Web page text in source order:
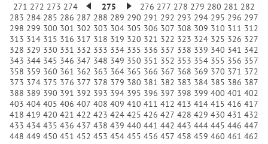
271 272 273 274 275 276 277 278 279 280 281 282
283 284 285 286 287 288 289 290 291 292 293 294 295 296 297
298 299 300 301 302 303 304 305 306 307 308 309 310 311 312
313 314 315 316 317 318 319 320 321 322 323 324 325 326 327
328 329 330 331 332 333 334 335 336 337 338 339 340 341 342
343 344 345 346 347 348 349 350 351 352 353 354 355 356 357
358 359 360 361 362 363 364 365 366 367 368 369 370 371 372
373 374 375 376 377 378 379 380 381 382 383 384 385 386 387
388 389 390 391 392 393 394 395 396 397 398 399 400 401 402
403 404 405 406 407 408 409 410 411 412 413 414 415 416 417
418 419 420 421 422 423 424 425 426 427 428 429 430 431 432
433 434 435 436 437 438 439 440 441 442 443 444 445 446 447
448 449 450 451 452 453 454 455 456 457 458 459 460 461 462